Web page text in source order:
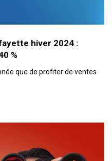
hiver 2024 :
%
que de profiter de ventes